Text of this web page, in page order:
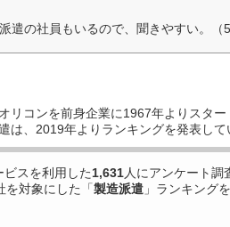
遣の社員もいるので、聞きやすい。（
リコンを前身企業に1967年よりスター
は、2019年よりランキングを発表して
スを利用した1,631人にアンケート調
を対象にした「製造派遣 」ランキング